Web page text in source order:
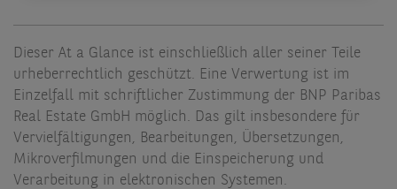
Dieser At a Glance ist einschließlich aller seiner Teile
urheberrechtlich geschützt. Eine Verwertung ist im
Einzelfall mit schriftlicher Zustimmung der BNP Paribas
Real Estate GmbH möglich. Das gilt insbesondere für
Vervielfältigungen, Bearbeitungen, Übersetzungen,
Mikroverfilmungen und die Einspeicherung und
Verarbeitung in elektronischen Systemen.